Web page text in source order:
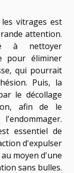
vitrages est
attention.
à nettoyer
pour éliminer
qui pourrait
Puis, la
le décollage
afin de le
essentiel de
d'expulser
moyen d'une
sans bulles.